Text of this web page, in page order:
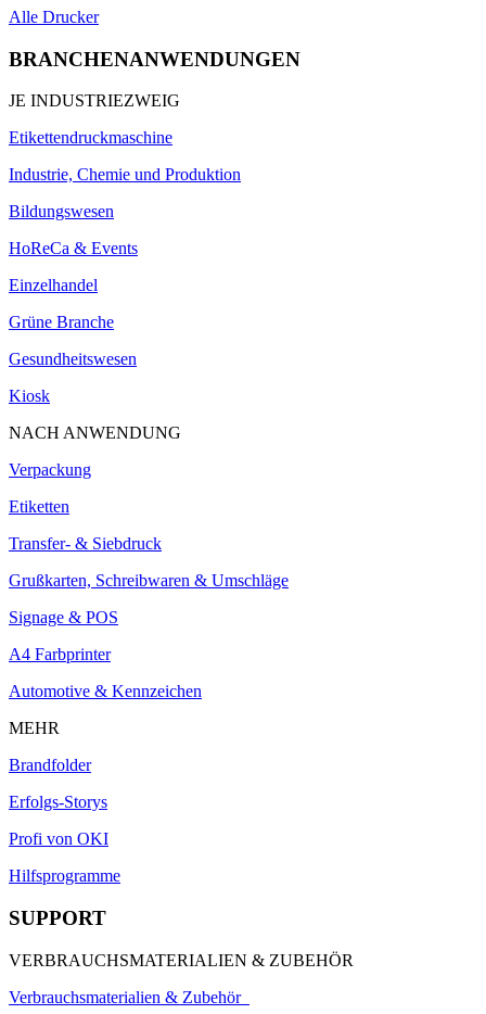
Alle Drucker
BRANCHENANWENDUNGEN
JE INDUSTRIEZWEIG
Etikettendruckmaschine
Industrie, Chemie und Produktion
Bildungswesen
HoReCa & Events
Einzelhandel
Grüne Branche
Gesundheitswesen
Kiosk
NACH ANWENDUNG
Verpackung
Etiketten
Transfer- & Siebdruck
Grußkarten, Schreibwaren & Umschläge
Signage & POS
A4 Farbprinter
Automotive & Kennzeichen
MEHR
Brandfolder
Erfolgs-Storys
Profi von OKI
Hilfsprogramme
SUPPORT
VERBRAUCHSMATERIALIEN & ZUBEHÖR
Verbrauchsmaterialien & Zubehör